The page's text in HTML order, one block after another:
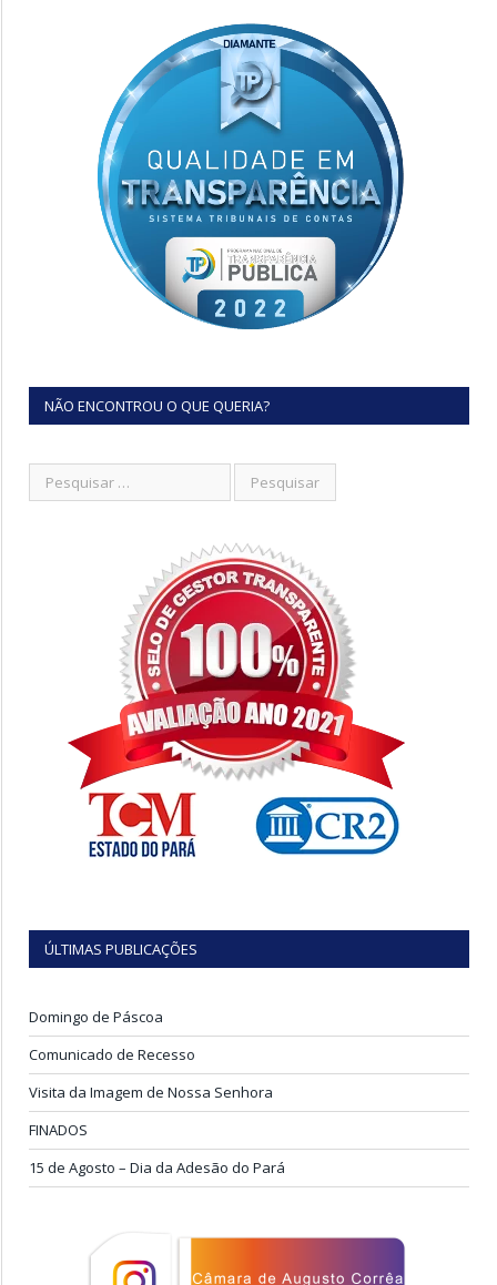
NÃO ENCONTROU O QUE QUERIA?
ÚLTIMAS PUBLICAÇÕES
Domingo de Páscoa
Comunicado de Recesso
Visita da Imagem de Nossa Senhora
FINADOS
15 de Agosto – Dia da Adesão do Pará